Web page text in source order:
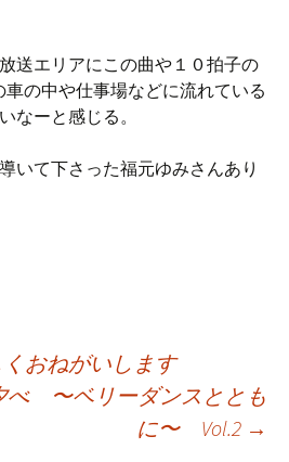
送エリアにこの曲や１０拍子の
の中や仕事場などに流れている
なーと感じる。
いて下さった福元ゆみさんあり
おねがいします
べ 〜ベリーダンスととも
に〜 Vol.2 →